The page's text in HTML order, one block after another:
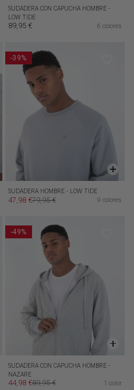
SUDADERA CON CAPUCHA HOMBRE -
LOW TIDE
Precio habitual
89,95 € 6 colores
-39%
SUDADERA HOMBRE - LOW TIDE
Precio de oferta
47,98 €Precio habitual
79,95 € 9 colores
-49%
SUDADERA CON CAPUCHA HOMBRE -
NAZARE
Precio de oferta
44,98 €Precio habitual
89,95 € 1 color